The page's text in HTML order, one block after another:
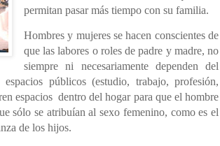
permitan pasar más tiempo con su familia.
Hombres y mujeres se hacen conscientes de
que las labores o roles de padre y madre, no
siempre ni necesariamente dependen del
espacios públicos (estudio, trabajo, profesión,
espacios dentro del hogar para que el hombre
sólo se atribuían al sexo femenino, como es el
de los hijos.